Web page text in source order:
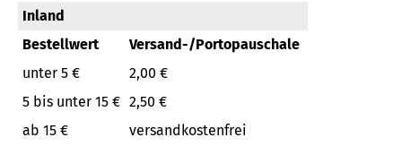
Inland
Bestellwert
Versand-/Portopauschale
unter 5 €
2,00 €
5 bis unter 15 € 2,50 €
ab 15 €
versandkostenfrei